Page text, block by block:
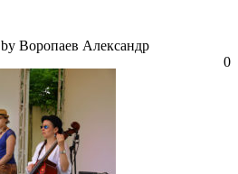
by Воропаев Александр
0